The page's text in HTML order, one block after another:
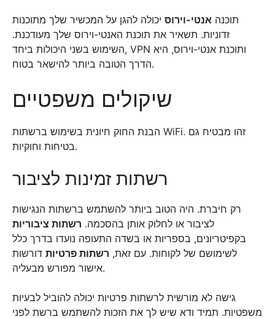
תוכנה אנטי-וירוס יכולה להגן על המכשיר שלך מתוכנות
זדוניות. תשאיר את תוכנת האנטי-וירוס שלך מעודכנת.
השימוש בשני היכולות ביחד, VPN ותוכנת אנטי-וירוס, היא
הדרך הטובה ביותר להישאר בטוח.
שיקולים משפטיים
הבנת החוק חיונית בשימוש ברשתות WiFi. זהו מבטיח גם
בטיחות וחוקיות.
רשתות זמינות לציבור
רק חיברת. היה הטוב ביותר להשתמש ברשתות הנגישות
לציבור או לחלוק אותן בהסכמה. רשתות ציבוריות
בקפיטריונים, בספריות או בשדה התעופה נועדו בדרך כלל
לשימושם של לקוחות. עם זאת, רשתות פרטיות דורשות
אישור מפורש מבעליה.
גישה לא מורשית לרשתות פרטיות יכולה להוביל לבעיות
משפטיות. תמיד ודא שיש לך את הזכות להשתמש ברשת לפני